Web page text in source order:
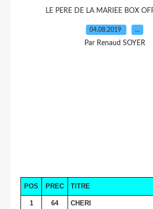
LE PERE DE LA MARIEE BOX
04.08.2019 …
Par Renaud SOYER
POS PREC TITRE
1 64 CHERI